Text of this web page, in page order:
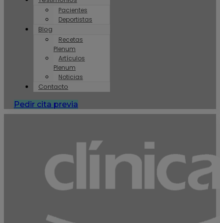
Pacientes
Deportistas
Blog
Recetas
Plenum
Artículos
Plenum
Noticias
Contacto
Pedir cita previa